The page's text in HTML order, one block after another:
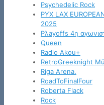
Psychedelic Rock
PYX LAX
2025
Pλayoffs 4η
Queen
Radio Akou+
RetroGreeknight
Riga Arena.
RoadToFinalFour
Roberta Flack
Rock